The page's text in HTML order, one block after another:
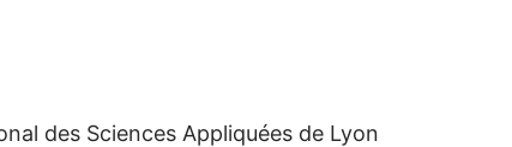
des Sciences Appliquées de Lyon